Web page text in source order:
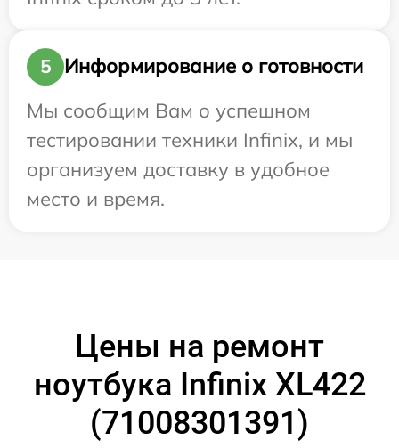
5
Информирование о готовности
Мы сообщим Вам о успешном
тестировании техники Infinix, и мы
организуем доставку в удобное
место и время.
Цены на ремонт
ноутбука Infinix XL422
(71008301391)